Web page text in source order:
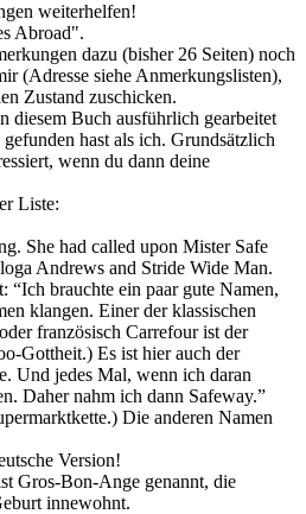
weiterhelfen!
Abroad".
dazu (bisher 26 Seiten) noch
(Adresse siehe Anmerkungslisten),
Zustand zuschicken.
diesem Buch ausführlich gearbeitet
hast als ich. Grundsätzlich
wenn du dann deine
Liste:
She had called upon Mister Safe
Andrews and Stride Wide Man.
“Ich brauchte ein paar gute Namen,
klangen. Einer der klassischen
französisch Carrefour ist der
Gottheit.) Es ist hier auch der
Und jedes Mal, wenn ich daran
Daher nahm ich dann Safeway.”
Die anderen Namen
Version!
Gros-Bon-Ange genannt, die
innewohnt.